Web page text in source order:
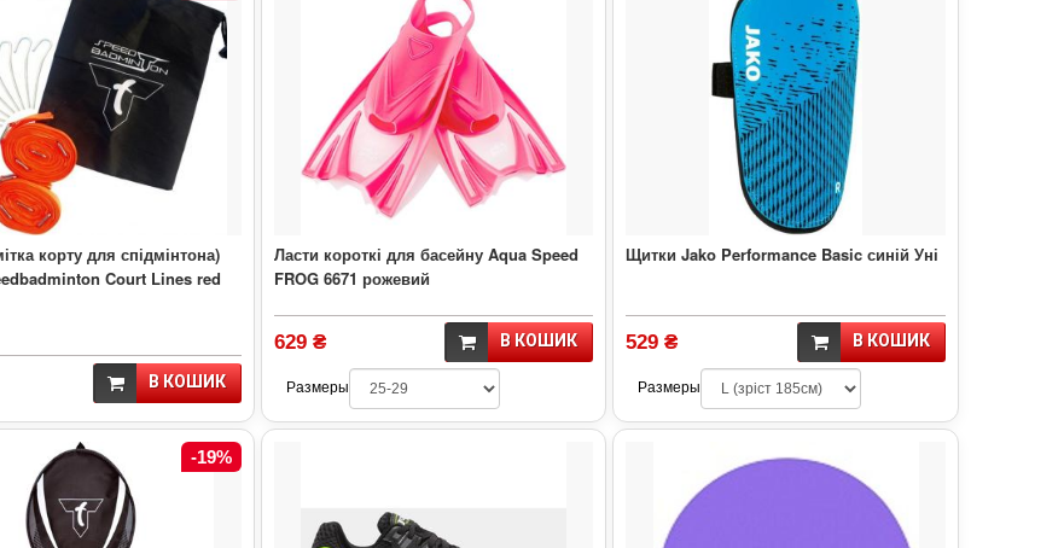
корту для спідмінтона)
Court Lines red
В КОШИК
Ласти короткі для басейну Aqua Speed
FROG 6671 рожевий
629 ₴ В КОШИК
Размеры
Щитки Jako Performance Basic синій Уні
529 ₴ В КОШИК
Размеры
-19%